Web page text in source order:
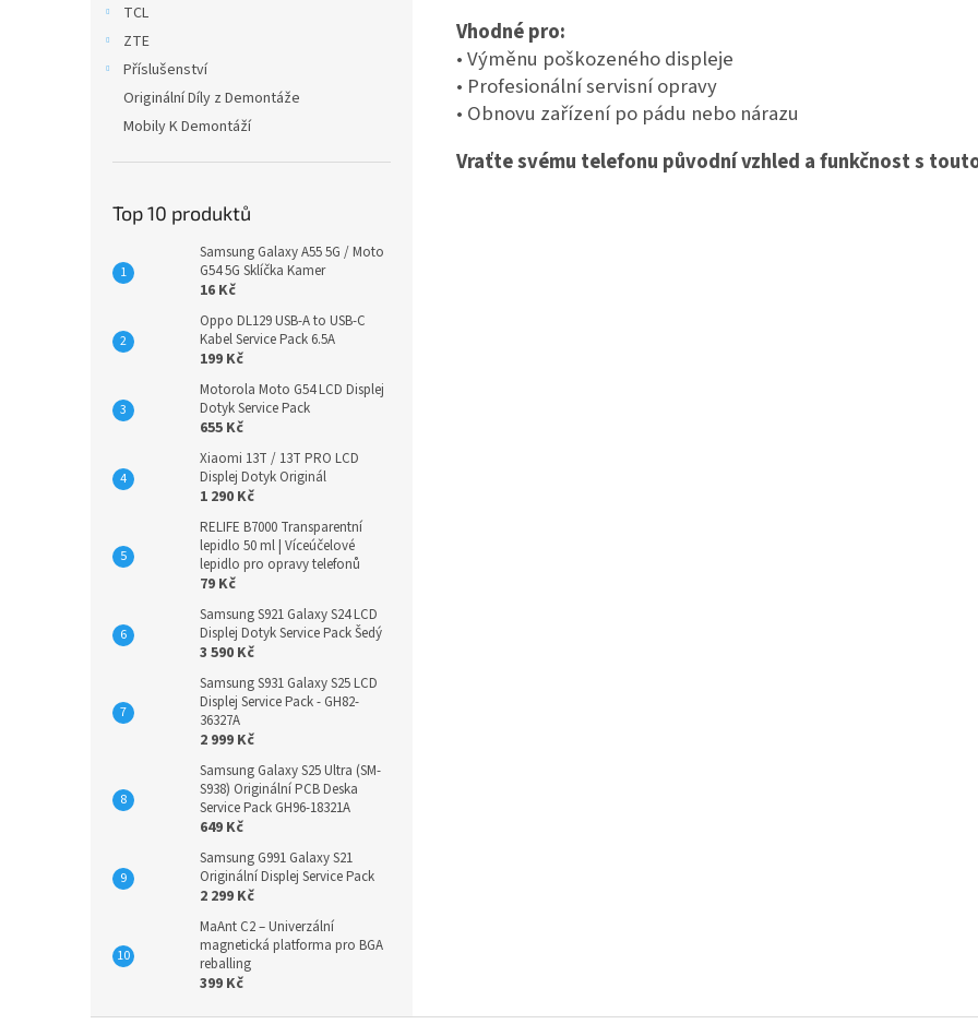
TCL
ZTE
Příslušenství
Originální Díly z Demontáže
Mobily K Demontáží
Top 10 produktů
Samsung Galaxy A55 5G / Moto
G54 5G Sklíčka Kamer
16 Kč
Oppo DL129 USB-A to USB-C
Kabel Service Pack 6.5A
199 Kč
Motorola Moto G54 LCD Displej
Dotyk Service Pack
655 Kč
Xiaomi 13T / 13T PRO LCD
Displej Dotyk Originál
1 290 Kč
RELIFE B7000 Transparentní
lepidlo 50 ml | Víceúčelové
lepidlo pro opravy telefonů
79 Kč
Samsung S921 Galaxy S24 LCD
Displej Dotyk Service Pack Šedý
3 590 Kč
Samsung S931 Galaxy S25 LCD
Displej Service Pack - GH82-
36327A
2 999 Kč
Samsung Galaxy S25 Ultra (SM-
S938) Originální PCB Deska
Service Pack GH96-18321A
649 Kč
Samsung G991 Galaxy S21
Originální Displej Service Pack
2 299 Kč
MaAnt C2 – Univerzální
magnetická platforma pro BGA
reballing
399 Kč
Vhodné pro:
• Výměnu poškozeného displeje
• Profesionální servisní opravy
• Obnovu zařízení po pádu nebo nárazu
Vraťte svému telefonu původní vzhled a funkčnost s